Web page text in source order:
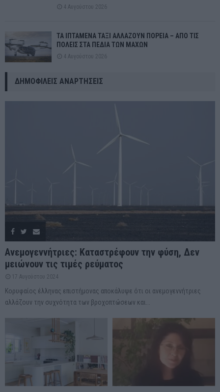
4 Αυγούστου 2026
ΤΑ ΙΠΤΑΜΕΝΑ ΤΑΞΙ ΑΛΛΑΖΟΥΝ ΠΟΡΕΙΑ – ΑΠΟ ΤΙΣ
ΠΟΛΕΙΣ ΣΤΑ ΠΕΔΙΑ ΤΩΝ ΜΑΧΩΝ
4 Αυγούστου 2026
ΔΗΜΟΦΙΛΕΊΣ ΑΝΑΡΤΉΣΕΙΣ
Ανεμογεννήτριες: Καταστρέφουν την φύση, Δεν
μειώνουν τις τιμές ρεύματος
17 Αυγούστου 2024
Κορυφαίος έλληνας επιστήμονας αποκάλυψε ότι οι ανεμογεννήτριες
αλλάζουν την συχνότητα των βροχοπτώσεων και...